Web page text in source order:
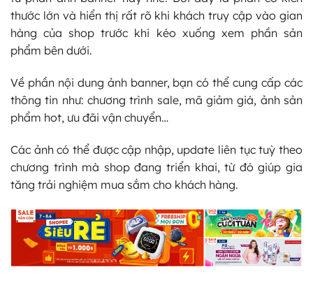
thước lớn và hiển thị rất rõ khi khách truy cập vào gian
hàng của shop trước khi kéo xuống xem phần sản
phẩm bên dưới.
Về phần nội dung ảnh banner, bạn có thể cung cấp các
thông tin như: chương trình sale, mã giảm giá, ảnh sản
phẩm hot, ưu đãi vận chuyển…
Các ảnh có thể được cập nhập, update liên tục tuỳ theo
chương trình mà shop đang triển khai, từ đó giúp gia
tăng trải nghiệm mua sắm cho khách hàng.